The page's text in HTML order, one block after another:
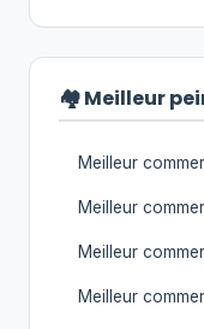
🏘️ Meilleur
Meilleur
Meilleur
Meilleur
Meilleur